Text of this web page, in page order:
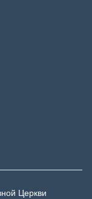
Церкви